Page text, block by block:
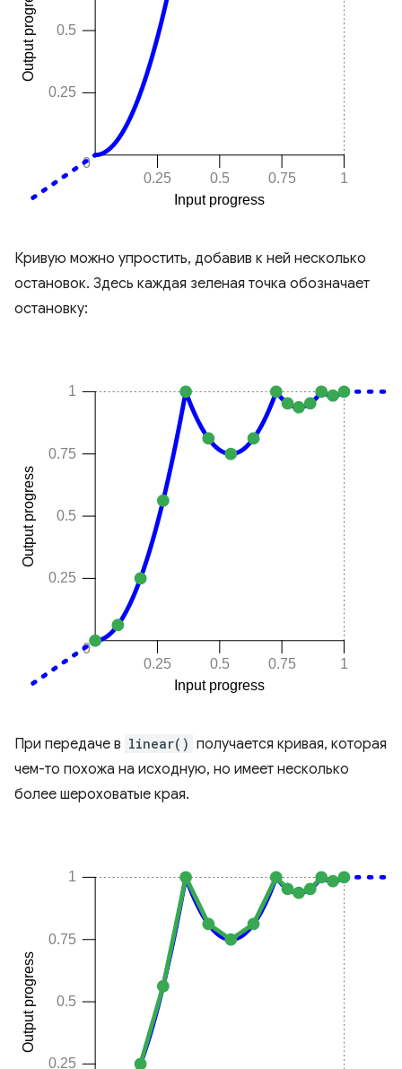
Кривую можно упростить, добавив к ней несколько
остановок. Здесь каждая зеленая точка обозначает
остановку:
При передаче в linear() получается кривая, которая
чем-то похожа на исходную, но имеет несколько
более шероховатые края.